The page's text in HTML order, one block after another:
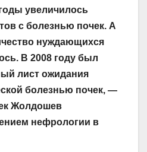
увеличилось
с болезнью почек. А
нуждающихся
В 2008 году был
лист ожидания
болезнью почек, —
Жолдошев
нефрологии в